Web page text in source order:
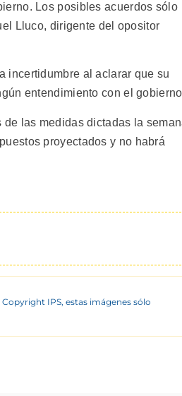
Los posibles acuerdos sólo
Lluco, dirigente del opositor
incertidumbre al aclarar que su
entendimiento con el
las medidas dictadas la
proyectados y no habrá
IPS, estas imágenes sólo